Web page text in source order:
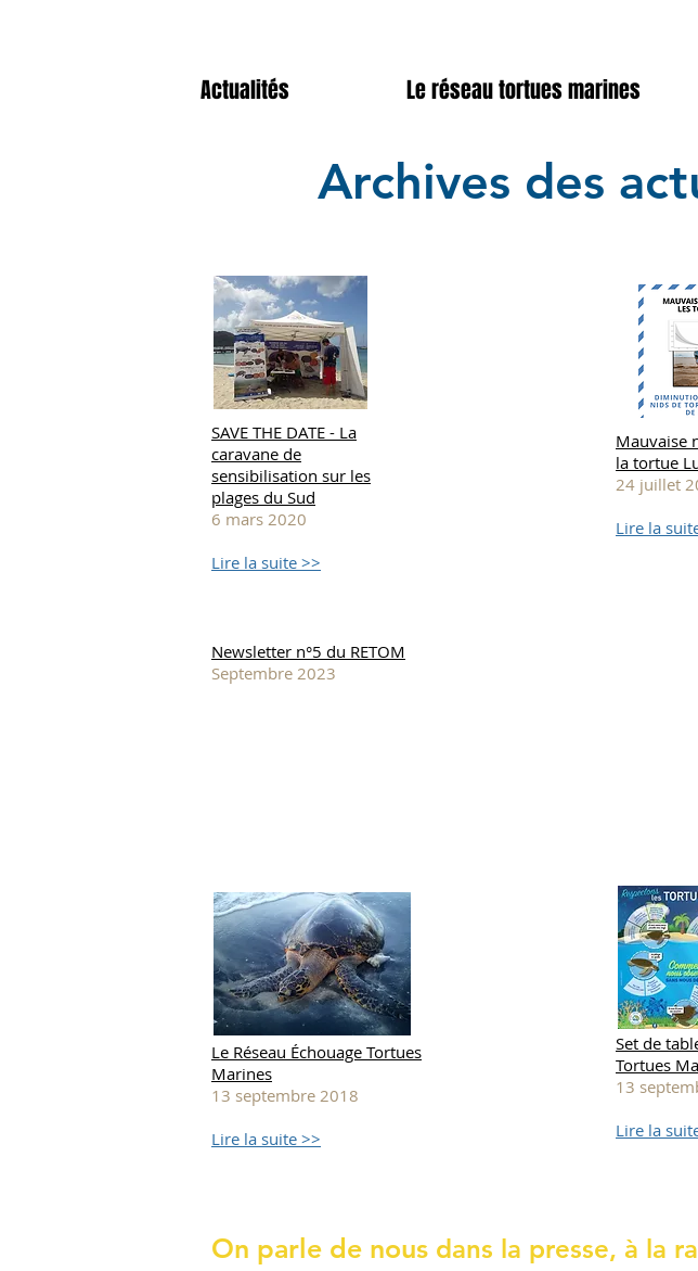
Actualités Le réseau tortues marines
Archives des
SAVE THE DATE - La
caravane de
sensibilisation sur les
plages du Sud
6 mars 2020
Lire la suite >>
Mauvaise
la tortue
24 juillet
Lire la
Newsletter n°5 du RETOM
Septembre 2023
Le Réseau Échouage Tortues
Marines
13 septembre 2018
Lire la suite >>
Set de
Tortues
13
Lire la
On parle de nous dans la presse, à la